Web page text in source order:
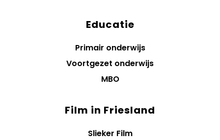
Educatie
Primair onderwijs
Voortgezet onderwijs
MBO
Film in Friesland
Slieker Film